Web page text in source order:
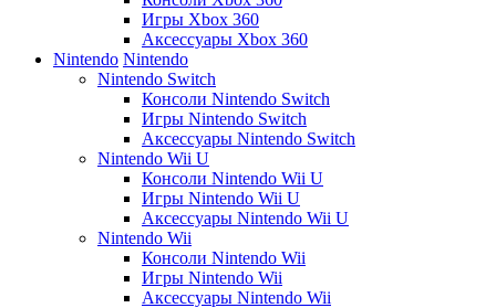
Игры Xbox 360
Аксессуары Xbox 360
Nintendo Nintendo
Nintendo Switch
Консоли Nintendo Switch
Игры Nintendo Switch
Аксессуары Nintendo Switch
Nintendo Wii U
Консоли Nintendo Wii U
Игры Nintendo Wii U
Аксессуары Nintendo Wii U
Nintendo Wii
Консоли Nintendo Wii
Игры Nintendo Wii
Аксессуары Nintendo Wii